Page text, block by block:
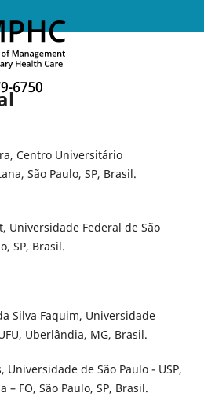
Centro Universitário
São Paulo, SP, Brasil.
Universidade Federal de São
SP, Brasil.
Silva Faquim, Universidade
Uberlândia, MG, Brasil.
Universidade de São Paulo - USP,
FO, São Paulo, SP, Brasil.